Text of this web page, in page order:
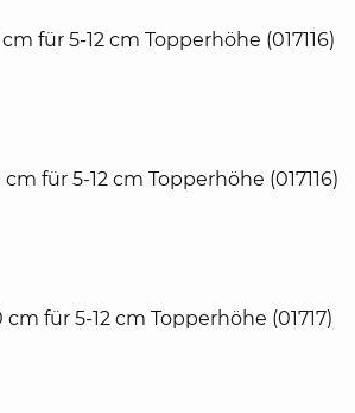
für 5-12 cm Topperhöhe (017116)
cm für 5-12 cm Topperhöhe (017116)
cm für 5-12 cm Topperhöhe (01717)